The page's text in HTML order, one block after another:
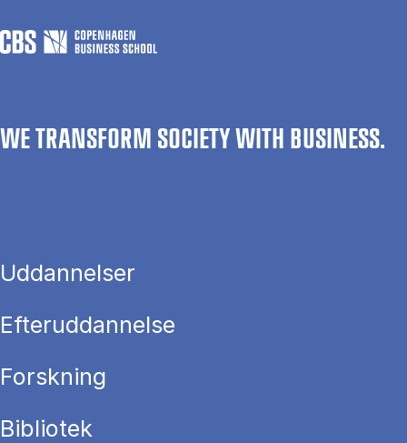
WE TRANSFORM SOCIETY WITH BUSINESS.
Uddannelser
Efteruddannelse
Forskning
Bibliotek